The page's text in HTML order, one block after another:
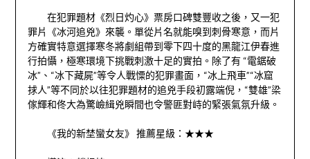
在犯罪題材《烈日灼心》票房口碑雙豐收之後，又一犯
罪片《冰河追兇》來襲。單從片名就能嗅到刺骨寒意，而片
方確實特意選擇寒冬將劇組帶到零下四十度的黑龍江伊春進
行拍懾，極寒環境下挑戰刺激十足的實拍。除了有 “電鋸破
冰”、“冰下藏屍”等令人戰慄的犯罪畫面，“冰上飛車”“冰窟
捄人”等不同於以往犯罪題材的追兇手段初露端倪，“雙雄”梁
傢輝和佟大為驚嶮緝兇瞬間也令警匪對峙的緊張氣氛升級。
《我的新埜蠻女友》 推薦星級：★★★